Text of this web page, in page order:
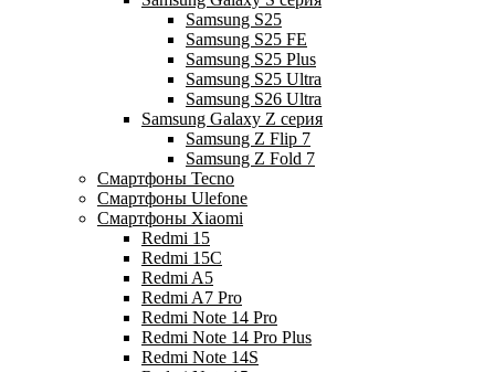
Samsung S25
Samsung S25 FE
Samsung S25 Plus
Samsung S25 Ultra
Samsung S26 Ultra
Samsung Galaxy Z серия
Samsung Z Flip 7
Samsung Z Fold 7
Смартфоны Tecno
Смартфоны Ulefone
Смартфоны Xiaomi
Redmi 15
Redmi 15C
Redmi A5
Redmi A7 Pro
Redmi Note 14 Pro
Redmi Note 14 Pro Plus
Redmi Note 14S